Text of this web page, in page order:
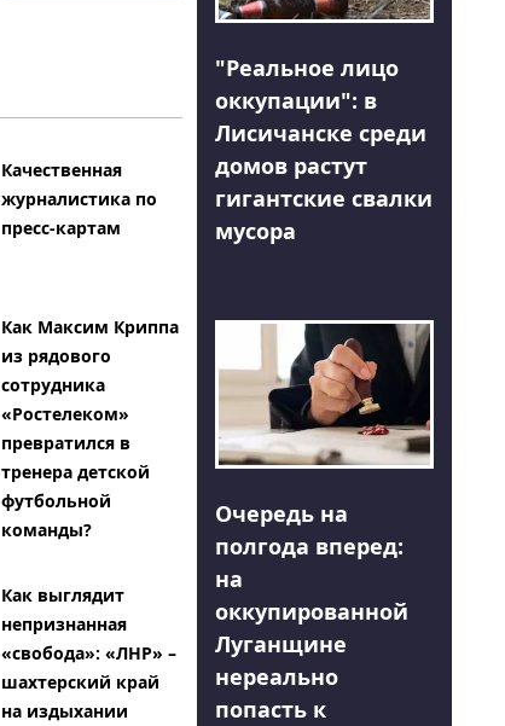
Качественная
журналистика по
пресс-картам
Как Максим Криппа
из рядового
сотрудника
«Ростелеком»
превратился в
тренера детской
футбольной
команды?
Как выглядит
непризнанная
«свобода»: «ЛНР» –
шахтерский край
на издыхании
"Реальное лицо
оккупации": в
Лисичанске среди
домов растут
гигантские свалки
мусора
Очередь на
полгода вперед:
на
оккупированной
Луганщине
нереально
попасть к